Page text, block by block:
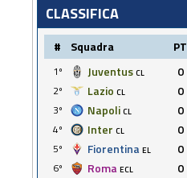
CLASSIFICA
# Squadra PT
1º Juventus CL 0
2º
Lazio CL 0
3º
Napoli CL 0
4º
Inter CL 0
5º
Fiorentina EL 0
6º
Roma ECL 0